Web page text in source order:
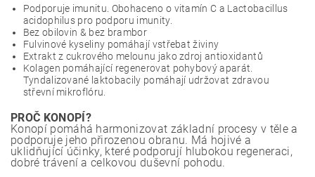
Podporuje imunitu. Obohaceno o vitamín C a Lactobacillus
acidophilus pro podporu imunity.
Bez obilovin & bez brambor
Fulvinové kyseliny pomáhají vstřebat živiny
Extrakt z cukrového melounu jako zdroj antioxidantů
Kolagen pomáhající regenerovat pohybový aparát.
Tyndalizované laktobacily pomáhají udržovat zdravou
střevní mikroflóru.
PROČ KONOPÍ?
Konopí pomáhá harmonizovat základní procesy v těle a
podporuje jeho přirozenou obranu. Má hojivé a
uklidňující účinky, které podporují hlubokou regeneraci,
dobré trávení a celkovou duševní pohodu.